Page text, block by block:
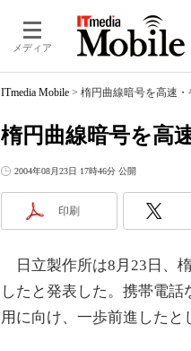
メディア
ITmedia Mobile > 楕円曲線暗号を高速
楕円曲線暗号を高
2004年08月23日 17時46分 公開
印刷
日立製作所は8月23日、
したと発表した。携帯電
用に向け、一歩前進したと